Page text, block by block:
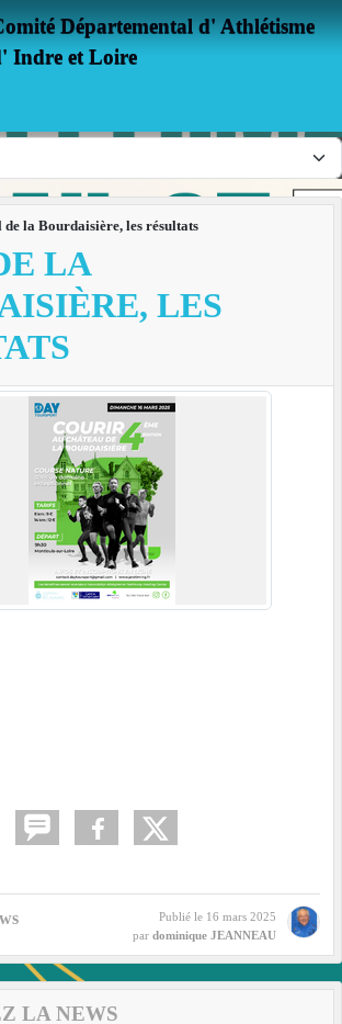
Départemental d' Athlétisme
Indre et Loire
la Bourdaisière, les résultats
LA
LES
Publié le 16 mars 2025
par dominique JEANNEAU
LA NEWS
cookies